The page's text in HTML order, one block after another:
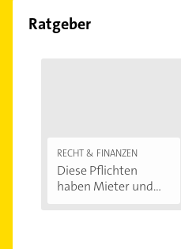
Ratgeber
RECHT & FINANZEN
Diese Pflichten
haben Mieter und...